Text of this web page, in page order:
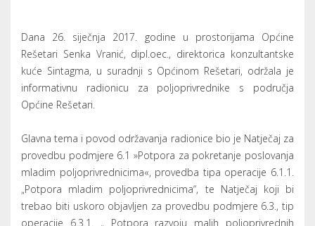
„Potpora mladim poljoprivrednicima“, te Natječaj koji bi
trebao biti uskoro objavljen za provedbu podmjere 6.3., tip
operacije 6.3.1. „ Potpora razvoju malih poljoprivrednih
gospodarstava“ iz Programa ruralnog razvoj RH 2014-2020.
Na radionici su zainteresirani dobili sve potrebne
informacije o uvjetima prihvatljivosti korisnika i aktivnosti
koje bi prijavljivali na sam Natječaj, o načinima prijave,
obrascima te potrebnim dokumentima. Također,
direktorica konzultantske kuće Sintagma, Senka Vranić bila
je na raspolaganju za pitanja i dodatne informacije.